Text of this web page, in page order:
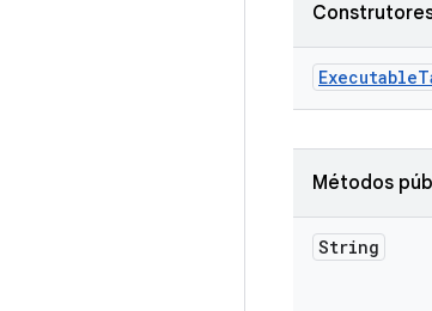
Executable
Métodos
String